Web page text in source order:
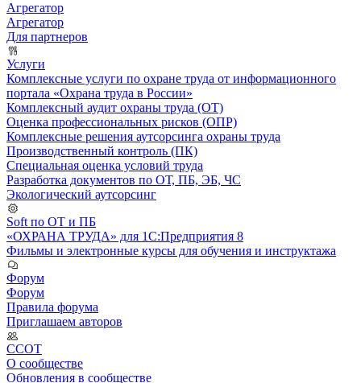
Агрегатор
Агрегатор
Для партнеров
Услуги
Комплексные услуги по охране труда от информационного
портала «Охрана труда в России»
Комплексный аудит охраны труда (ОТ)
Оценка профессиональных рисков (ОПР)
Комплексные решения аутсорсинга охраны труда
Производственный контроль (ПК)
Специальная оценка условий труда
Разработка документов по ОТ, ПБ, ЭБ, ЧС
Экологический аутсорсинг
Soft по ОТ и ПБ
«ОХРАНА ТРУДА» для 1С:Предприятия 8
Фильмы и электронные курсы для обучения и инструктажа
Форум
Форум
Правила форума
Приглашаем авторов
ССОТ
О сообществе
Обновления в сообществе